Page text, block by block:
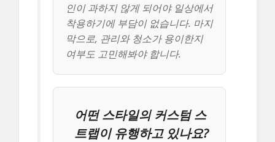
인이 과하지 않게 되어야 일상에서
착용하기에 부담이 없습니다. 마지
막으로, 관리와 청소가 용이한지
여부도 고민해봐야 합니다.
어떤 스타일의 커스텀 스
트랩이 유행하고 있나요?